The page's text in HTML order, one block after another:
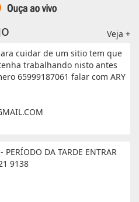
Veja +
cuidar de um sitio tem que
trabalhando nisto antes
65999187061 falar com ARY
PERÍODO DA TARDE ENTRAR
9138